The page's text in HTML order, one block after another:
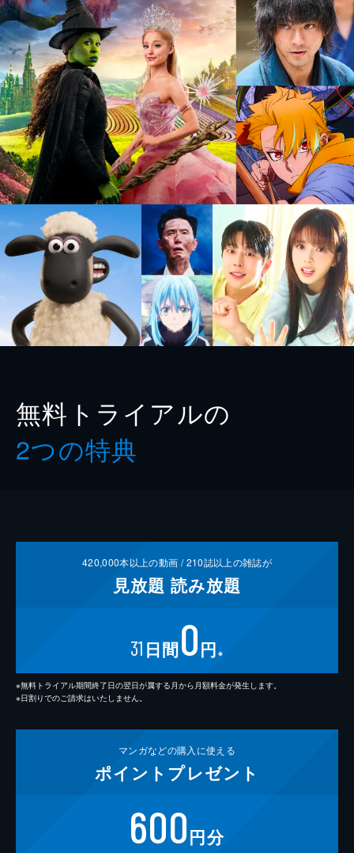
無料トライアルの
2つの特典
420,000本以上の動画 /210誌以上の雑誌が
見放題 読み放題
31 日間0円 ※
※無料トライアル期間終了日の翌日が属する月から月額料金が発生します。
※日割りでのご請求はいたしません。
マンガなどの購入に使える
ポイント プレゼント
600円分